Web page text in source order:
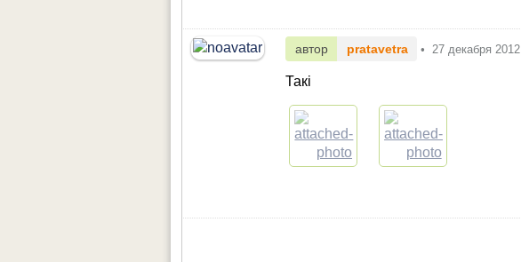
автор pratavetra • 27 декабря 2012
Такі